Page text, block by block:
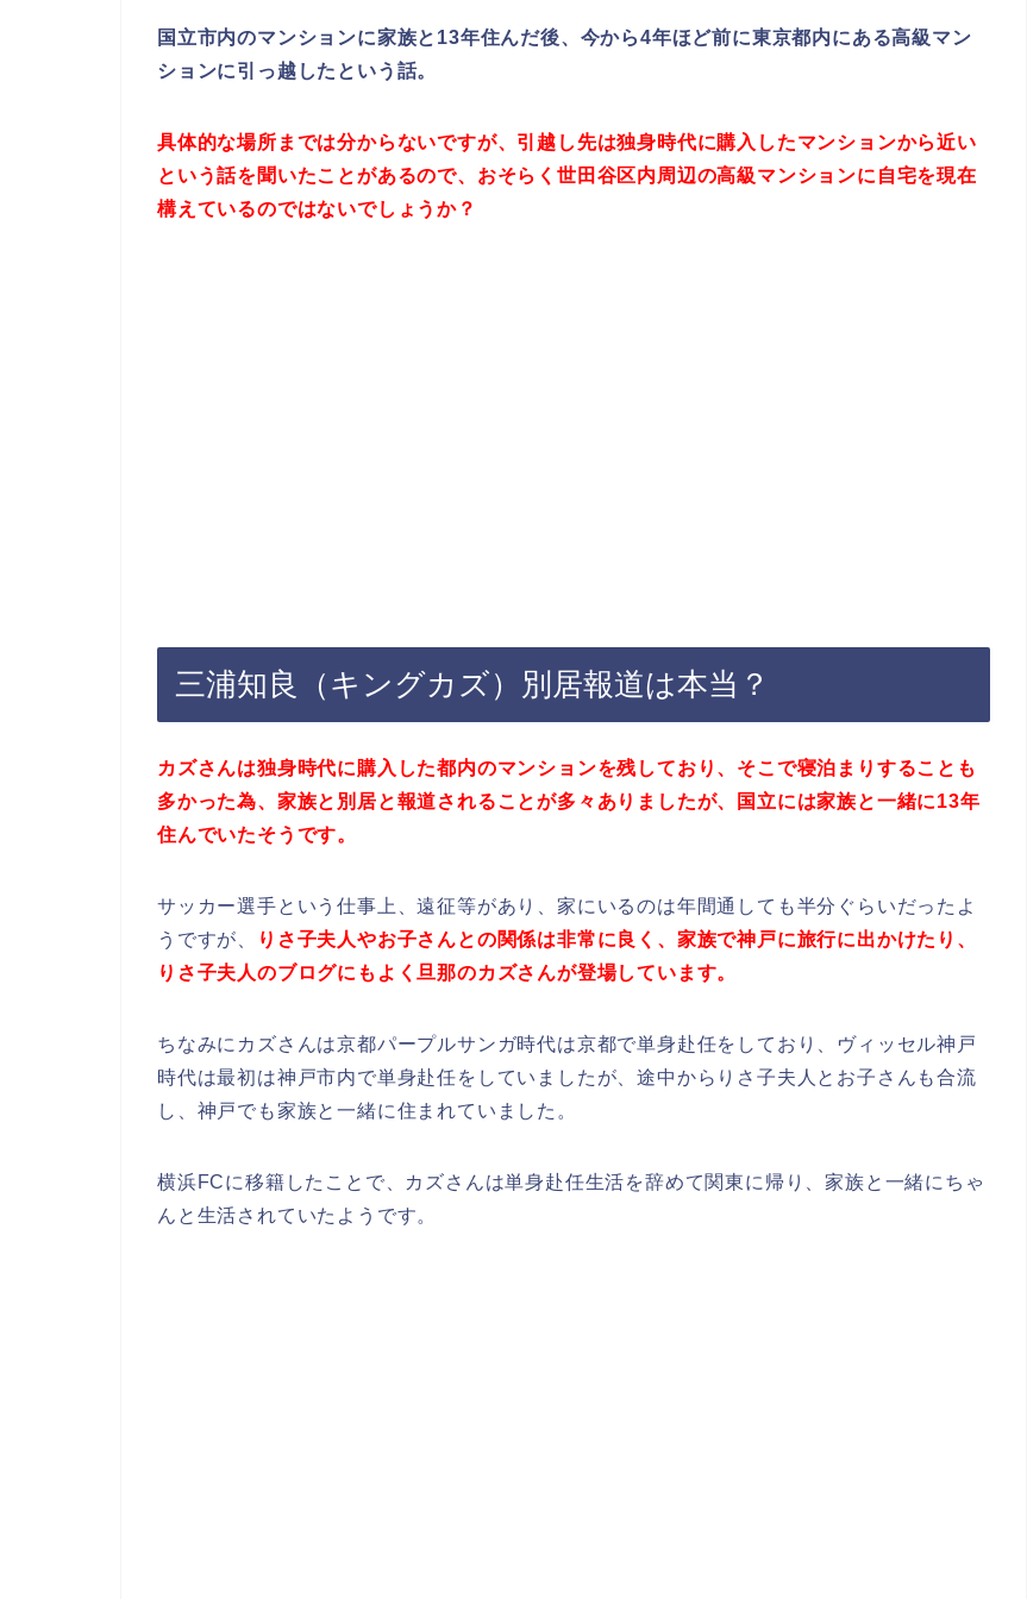
国立市内のマンションに家族と13年住んだ後、今から4年ほど前に東京都内にある高級マン
ションに引っ越したという話。
具体的な場所までは分からないですが、引越し先は独身時代に購入したマンションから近い
という話を聞いたことがあるので、おそらく世田谷区内周辺の高級マンションに自宅を現在
構えているのではないでしょうか？
三浦知良（キングカズ）別居報道は本当？
カズさんは独身時代に購入した都内のマンションを残しており、そこで寝泊まりすることも
多かった為、家族と別居と報道されることが多々ありましたが、国立には家族と一緒に13年
住んでいたそうです。
サッカー選手という仕事上、遠征等があり、家にいるのは年間通しても半分ぐらいだったよ
うですが、
りさ子夫人やお子さんとの関係は非常に良く、家族で神戸に旅行に出かけたり、
りさ子夫人のブログにもよく旦那のカズさんが登場しています。
ちなみにカズさんは京都パープルサンガ時代は京都で単身赴任をしており、ヴィッセル神戸
時代は最初は神戸市内で単身赴任をしていましたが、途中からりさ子夫人とお子さんも合流
し、神戸でも家族と一緒に住まれていました。
横浜FCに移籍したことで、カズさんは単身赴任生活を辞めて関東に帰り、家族と一緒にちゃ
んと生活されていたようです。